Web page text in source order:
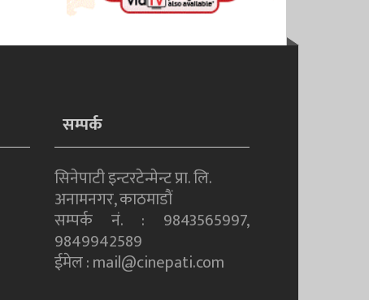
सम्पर्क
सिनेपाटी इन्टरटेन्मेन्ट प्रा. लि.
अनामनगर, काठमाडाैं
सम्पर्क नं. : 9843565997,
9849942589
ईमेल : mail@cinepati.com